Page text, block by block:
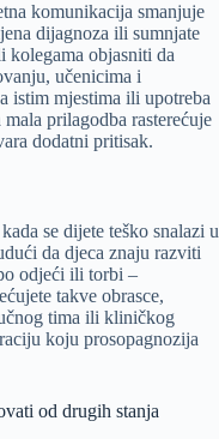
komunikacija smanjuje
dijagnoza ili sumnjate
kolegama objasniti da
učenicima i
istim mjestima ili upotreba
prilagodba rasterećuje
dodatni pritisak.
se dijete teško snalazi u
da djeca znaju razviti
odjeći ili torbi –
takve obrasce,
tima ili kliničkog
koju prosopagnozija
od drugih stanja